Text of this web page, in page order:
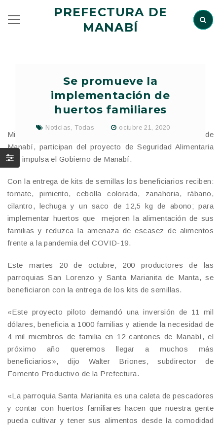
PREFECTURA DE
MANABÍ
Se promueve la
implementación de
huertos familiares
Noticias Todas octubre 21, 2020
Mil productores de 12 cantones y 28 parroquias rurales de
Manabí, participan del proyecto de Seguridad Alimentaria
que impulsa el Gobierno de Manabí.
Con la entrega de kits de semillas los beneficiarios reciben:
tomate, pimiento, cebolla colorada, zanahoria, rábano,
cilantro, lechuga y un saco de 12,5 kg de abono; para
implementar huertos que mejoren la alimentación de sus
familias y reduzca la amenaza de escasez de alimentos
frente a la pandemia del COVID-19.
Este martes 20 de octubre, 200 productores de las
parroquias San Lorenzo y Santa Marianita de Manta, se
beneficiaron con la entrega de los kits de semillas.
«Este proyecto piloto demandó una inversión de 11 mil
dólares, beneficia a 1000 familias y atiende la necesidad de
4 mil miembros de familia en 12 cantones de Manabí, el
próximo año queremos llegar a muchos más
beneficiarios», dijo Walter Briones, subdirector de
Fomento Productivo de la Prefectura.
«La parroquia Santa Marianita es una caleta de pescadores
y contar con huertos familiares hacen que nuestra gente
pueda cultivar y tener sus alimentos desde la comodidad